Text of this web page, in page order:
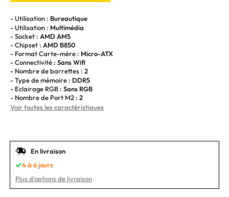
- Utilisation : Bureautique
- Utilisation : Multimédia
- Socket : AMD AM5
- Chipset : AMD B850
- Format Carte-mère : Micro-ATX
- Connectivité : Sans Wifi
- Nombre de barrettes : 2
- Type de mémoire : DDR5
- Eclairage RGB : Sans RGB
- Nombre de Port M2 : 2
Voir toutes les caractéristiques
En livraison
4 à 6 jours
Plus d'options de livraison